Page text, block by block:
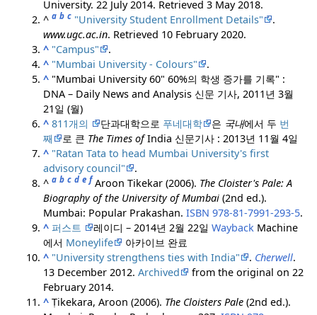
University. 22 July 2014. Retrieved3 May2018.
^a b c "University Student Enrollment Details"
.
www.ugc.ac.in. Retrieved 10 February2020.
^ "Campus"
.
^ "Mumbai University - Colours"
.
^ "Mumbai University 60" 60%의 학생 증가를 기록" :
DNA – Daily News and Analysis 신문 기사, 2011년 3월
21일 (월)
^ 811개의 단과대학으로 푸네대학 은 국내에서 두 번
째
로 큰 The Times ofIndia 신문기사 : 2013년 11월 4일
^ "Ratan Tata to head Mumbai University's first
advisory council"
.
^a b c d e f Aroon Tikekar (2006). The Cloister's Pale: A
Biography of the University of Mumbai (2nd ed.).
Mumbai: Popular Prakashan.ISBN 978-81-7991-293-5.
^ 퍼스트 레이디 – 2014년 2월 22일Wayback Machine
에서 Moneylife
아카이브 완료
^ "University strengthens ties with India" . Cherwell.
13 December 2012.Archived
from the original on 22
February 2014.
^ Ṭikekara, Aroon (2006). The Cloisters Pale (2nd ed.).